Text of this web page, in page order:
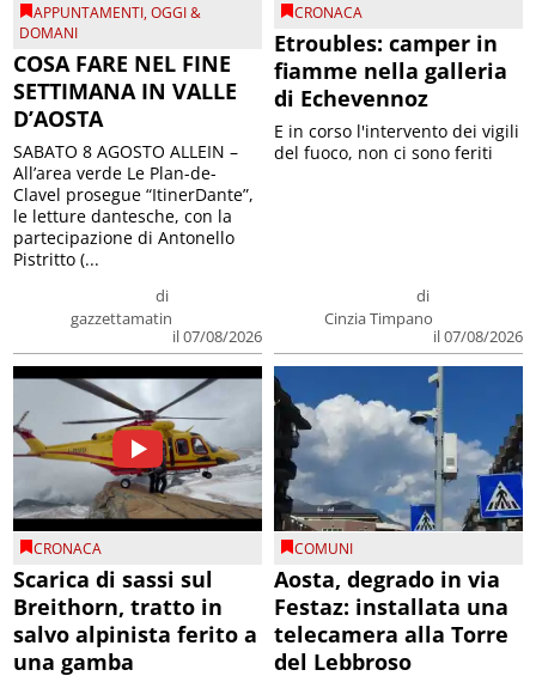
APPUNTAMENTI,OGGI &
DOMANI
COSA FARE NEL FINE
SETTIMANA IN VALLE
D’AOSTA
di
gazzettamatin
il 07/08/2026
SABATO 8 AGOSTO ALLEIN –
All’area verde Le Plan-de-
Clavel prosegue “ItinerDante”,
le letture dantesche, con la
partecipazione di Antonello
Pistritto (...
CRONACA
Etroubles: camper in
fiamme nella galleria
di Echevennoz
di
Cinzia Timpano
il 07/08/2026
E in corso l'intervento dei vigili
del fuoco, non ci sono feriti
CRONACA
Scarica di sassi sul
Breithorn, tratto in
salvo alpinista ferito a
una gamba
COMUNI
Aosta, degrado in via
Festaz: installata una
telecamera alla Torre
del Lebbroso